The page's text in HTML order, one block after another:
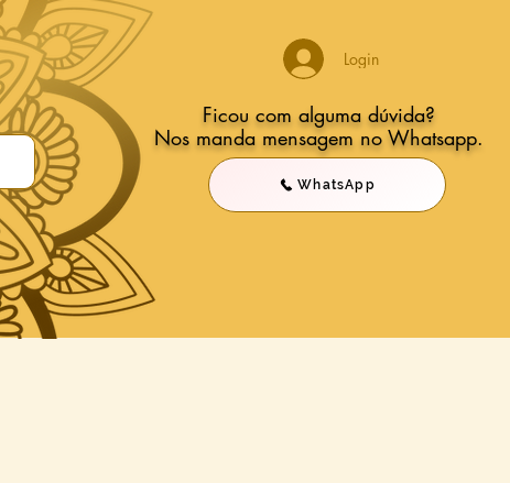
Login
Ficou com alguma dúvida?
Nos manda mensagem no Whatsapp.
WhatsApp